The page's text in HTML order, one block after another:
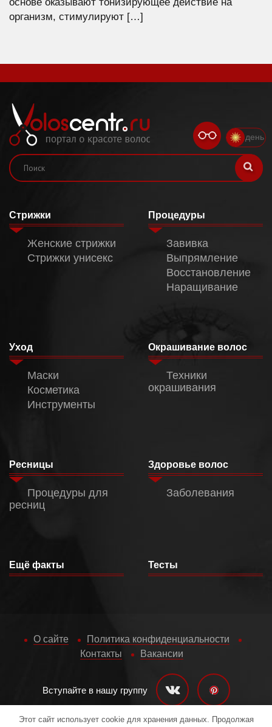
организм, стимулируют […]
день
Стрижки
Женские стрижки
Стрижки унисекс
Процедуры
Завивка
Выпрямление
Восстановление
Наращивание
Уход
Маски
Косметика
Инструменты
Окрашивание волос
Техники
окрашивания
Ресницы
Процедуры для
ресниц
Здоровье волос
Заболевания
Ещё факты Тесты
О сайте
Политика конфиденциальности
Контакты
Вакансии
Вступайте в нашу группу
Этот сайт использует cookie для хранения данных. Продолжая